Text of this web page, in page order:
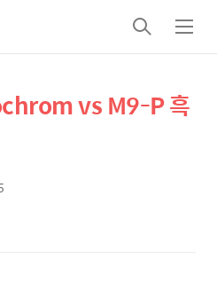
검
색
메
뉴
vs M9-P 흑